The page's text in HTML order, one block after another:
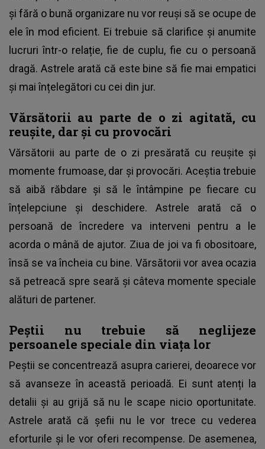
și fără o bună organizare nu vor reuși să se ocupe de
ele în mod eficient. Ei trebuie să clarifice și anumite
lucruri într-o relație, fie de cuplu, fie cu o persoană
dragă. Astrele arată că este bine să fie mai empatici
și mai înțelegători cu cei din jur.
Vărsătorii au parte de o zi agitată, cu
reușite, dar și cu provocări
Vărsătorii au parte de o zi presărată cu reușite și
momente frumoase, dar și provocări. Aceștia trebuie
să aibă răbdare și să le întâmpine pe fiecare cu
înțelepciune și deschidere. Astrele arată că o
persoană de încredere va interveni pentru a le
acorda o mână de ajutor. Ziua de joi va fi obositoare,
însă se va încheia cu bine. Vărsătorii vor avea ocazia
să petreacă spre seară și câteva momente speciale
alături de partener.
Peștii nu trebuie să neglijeze
persoanele speciale din viața lor
Peștii se concentrează asupra carierei, deoarece vor
să avanseze în această perioadă. Ei sunt atenți la
detalii și au grijă să nu le scape nicio oportunitate.
Astrele arată că șefii nu le vor trece cu vederea
eforturile și le vor oferi recompense. De asemenea,